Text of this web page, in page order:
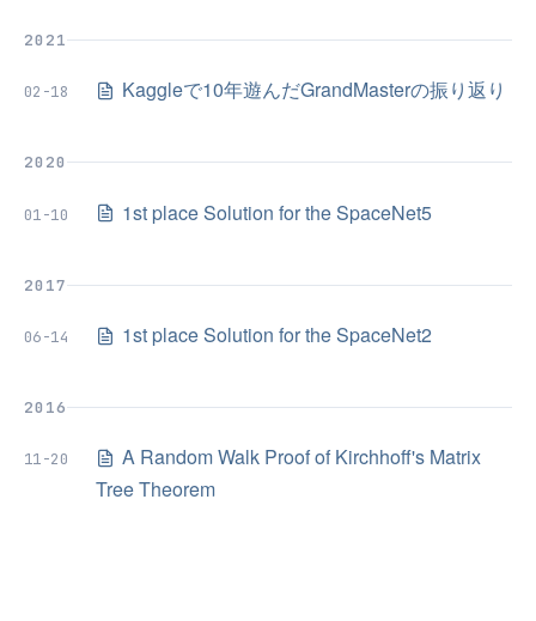
2021
02-18 Kaggleで10年遊んだGrandMasterの振り返り
2020
01-10 1st place Solution for the SpaceNet5
2017
06-14 1st place Solution for the SpaceNet2
2016
11-20
A Random Walk Proof of Kirchhoff's Matrix
Tree Theorem